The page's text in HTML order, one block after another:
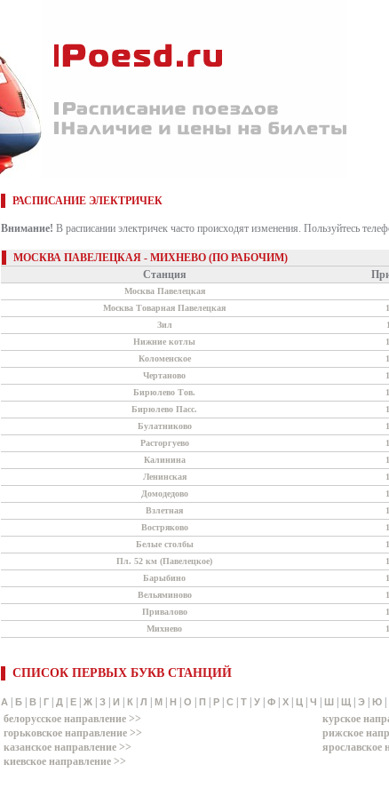
РАСПИСАНИЕ ЭЛЕКТРИЧЕК
Внимание! В расписании электричек часто происходят изменения. Пользуйтесь
МОСКВА ПАВЕЛЕЦКАЯ - МИХНЕВО (ПО РАБОЧИМ)
Станция
Москва Павелецкая
Москва Товарная Павелецкая
Зил
Нижние котлы
Коломенское
Чертаново
Бирюлево Тов.
Бирюлево Пасс.
Булатниково
Расторгуево
Калинина
Ленинская
Домодедово
Взлетная
Востряково
Белые столбы
Пл. 52 км (Павелецкое)
Барыбино
Вельяминово
Привалово
Михнево
СПИСОК ПЕРВЫХ БУКВ СТАНЦИЙ
А Б В Г Д Е Ж З И К Л М Н О П Р С Т У Ф Х Ц Ч Ш Щ Э Ю
белорусское направление >>
горьковское направление >>
казанское направление >>
киевское направление >>
курское
рижское
ярославское